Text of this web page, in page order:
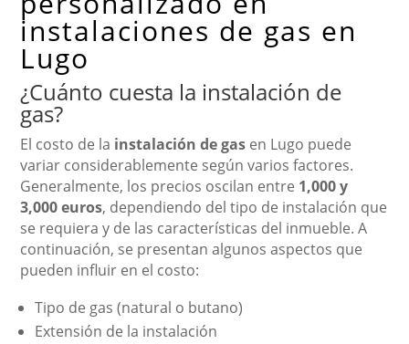
instalaciones de gas en
Lugo
¿Cuánto cuesta la instalación de
gas?
El costo de la instalación de gas en Lugo puede
variar considerablemente según varios factores.
Generalmente, los precios oscilan entre 1,000 y
3,000 euros, dependiendo del tipo de instalación que
se requiera y de las características del inmueble. A
continuación, se presentan algunos aspectos que
pueden influir en el costo:
Tipo de gas (natural o butano)
Extensión de la instalación